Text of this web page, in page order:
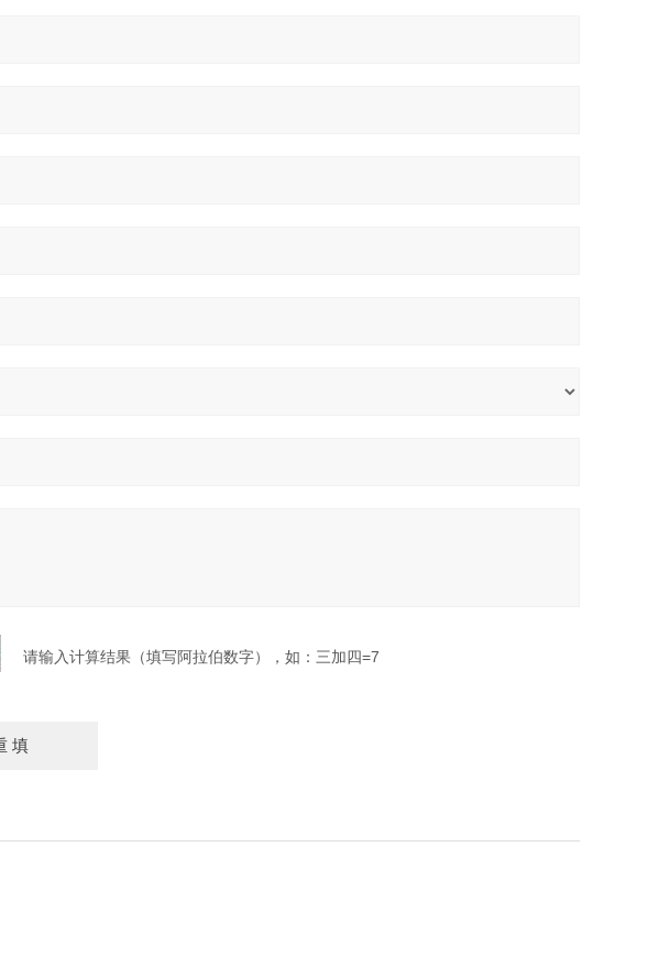
请输入计算结果（填写阿拉伯数字），如：三加四=7